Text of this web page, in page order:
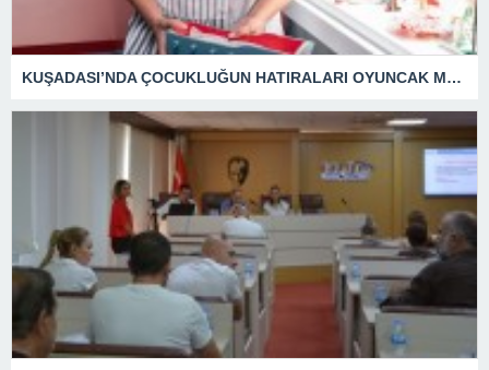
KUŞADASI’NDA ÇOCUKLUĞUN HATIRALARI OYUNCAK MÜZESİNDE HAYAT BULACAK